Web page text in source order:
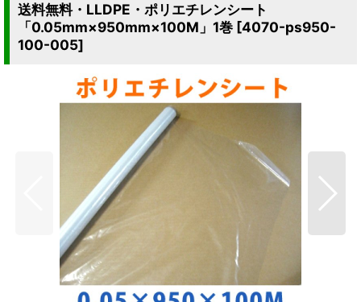
送料無料・LLDPE・ポリエチレンシート
「0.05mm×950mm×100M」1巻 [4070-ps950-
100-005]